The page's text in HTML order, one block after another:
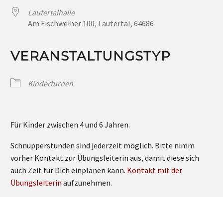
Lautertalhalle
Am Fischweiher 100, Lautertal, 64686
VERANSTALTUNGSTYP
Kinderturnen
Für Kinder zwischen 4 und 6 Jahren.
Schnupperstunden sind jederzeit möglich. Bitte nimm
vorher Kontakt zur Übungsleiterin aus, damit diese sich
auch Zeit für Dich einplanen kann. Kontakt mit der
Übungsleiterin aufzunehmen.